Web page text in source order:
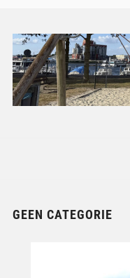
GEEN CATEGORIE